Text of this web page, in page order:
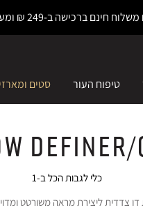
טיפוח העור סטים
כלי לגבות הכל ב-1
צדדית ליצירת מראה משורטט